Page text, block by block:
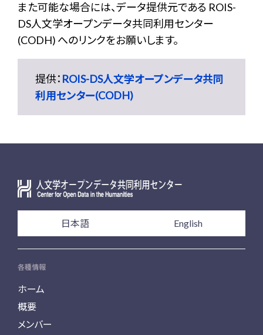
また可能な場合には、データ提供元である ROIS-
DS人文学オープンデータ共同利用センター
(CODH) へのリンクをお願いします。
提供： ROIS-DS人文学オープンデータ共同
利用センター(CODH)
日本語 English
各種情報
ホーム
概要
メンバー